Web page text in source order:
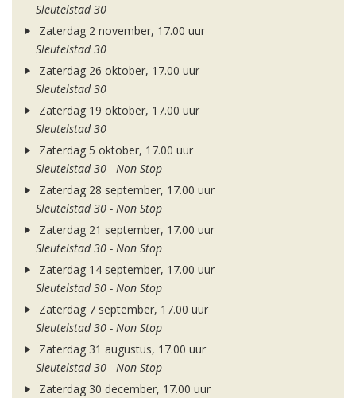
Sleutelstad 30
Zaterdag 2 november, 17.00 uur
Sleutelstad 30
Zaterdag 26 oktober, 17.00 uur
Sleutelstad 30
Zaterdag 19 oktober, 17.00 uur
Sleutelstad 30
Zaterdag 5 oktober, 17.00 uur
Sleutelstad 30 - Non Stop
Zaterdag 28 september, 17.00 uur
Sleutelstad 30 - Non Stop
Zaterdag 21 september, 17.00 uur
Sleutelstad 30 - Non Stop
Zaterdag 14 september, 17.00 uur
Sleutelstad 30 - Non Stop
Zaterdag 7 september, 17.00 uur
Sleutelstad 30 - Non Stop
Zaterdag 31 augustus, 17.00 uur
Sleutelstad 30 - Non Stop
Zaterdag 30 december, 17.00 uur